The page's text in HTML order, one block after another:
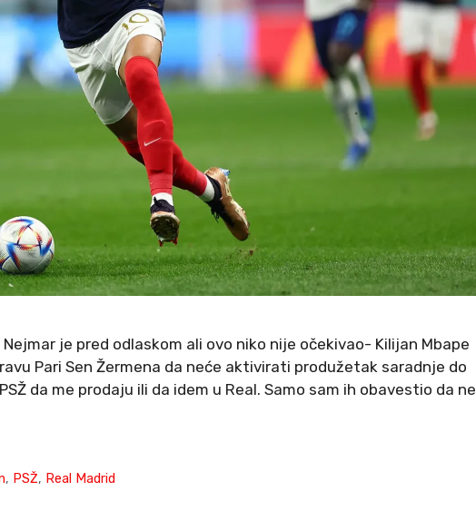
je pred odlaskom ali ovo niko nije očekivao- Kilijan Mbape
Pari Sen Žermena da neće aktivirati produžetak saradnje do
da me prodaju ili da idem u Real. Samo sam ih obavestio da ne
, PSŽ, Real Madrid